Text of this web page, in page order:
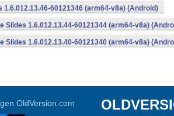
1.6.012.13.46-60121346 (arm64-v8a) (Android)
Slides 1.6.012.13.44-60121344 (arm64-v8a)
Slides 1.6.012.13.40-60121340 (arm64-v8a)
OldVersion.com